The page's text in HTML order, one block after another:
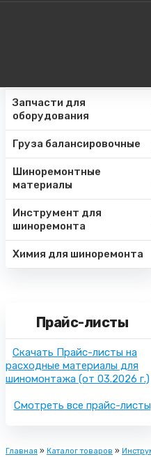
Запчасти для
оборудования
Груза балансировочные
Шиноремонтные
материалы
Инструмент для
шиноремонта
Химия для шиноремонта
Прайс-листы
Скачать Прайс-листы на
расходные материалы для
шиномонтажа (от 03.2026 г.)
Смотреть все прайс-листы
Главная » Каталог товаров »